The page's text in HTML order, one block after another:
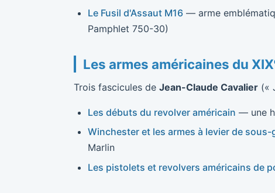
Le Fusil d'Assaut M16 — arme
Pamphlet 750-30)
Les armes américaines du
Trois fascicules de Jean-Claude Cavalier («
Les débuts du revolver américain — une
Winchester et les armes à levier de sous-
Marlin
Les pistolets et revolvers américains de